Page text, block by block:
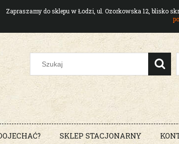
Zapraszamy do sklepu w Łodzi, ul. Ozorkowska 12, blisko
SKLEP STACJONARNY